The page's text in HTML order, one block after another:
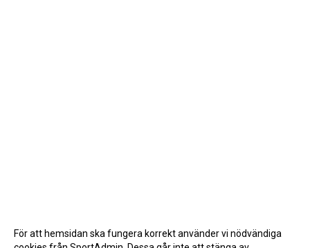
För att hemsidan ska fungera korrekt använder vi nödvändiga